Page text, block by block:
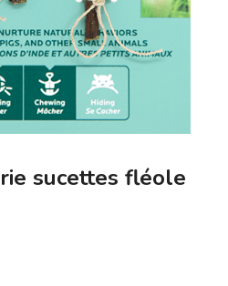
sucettes fléole